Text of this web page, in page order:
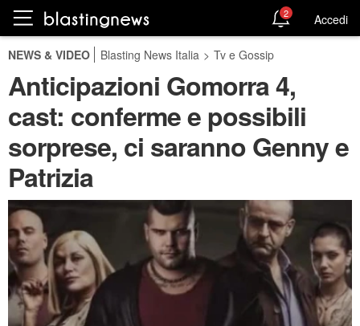
2 Accedi
NEWS & VIDEO Blasting News Italia > Tv e Gossip
Anticipazioni Gomorra 4,
cast: conferme e possibili
sorprese, ci saranno Genny e
Patrizia